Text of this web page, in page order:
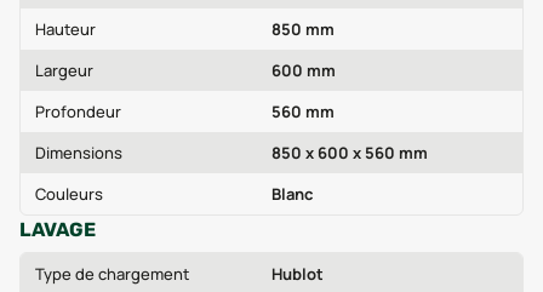
Hauteur
850 mm
Largeur
600 mm
Profondeur
560 mm
Dimensions
850 x 600 x 560 mm
Couleurs
Blanc
LAVAGE
Type de chargement
Hublot